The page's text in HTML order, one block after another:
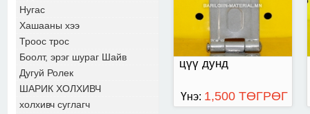
Нугас
Хашааны хээ
Троос трос
Боолт, эрэг шураг Шайв
Дугуй Ролек
ШАРИК ХОЛХИВЧ
холхивч суглагч
цүү дунд
Үнэ: 1,500 ТӨГРӨГ